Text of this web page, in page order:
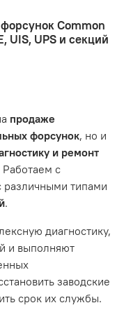
позиции
компанией,
автомобиль
вы, как клиент,
и
правил
Если у вас
системой,
и предложим
одним из
не сможем
случаи:
который
Common
UIS, UPS и секций
продаже
форсунок, но и
и ремонт
Работаем с
различными типами
.
диагностику,
и выполняют
заводские
срок их службы.